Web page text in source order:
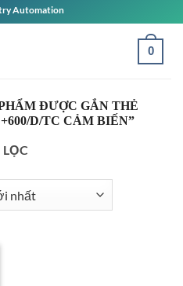
Automation
0
ĐƯỢC GẮN THẺ
D/TC CẢM BIẾN”
LỌC